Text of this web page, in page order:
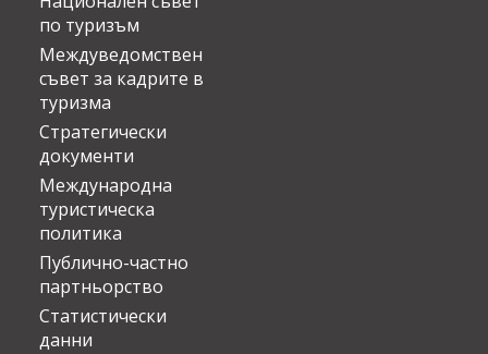
по туризъм
Междуведомствен
съвет за кадрите в
туризма
Стратегически
документи
Международна
туристическа
политика
Публично-частно
партньорство
Статистически
данни